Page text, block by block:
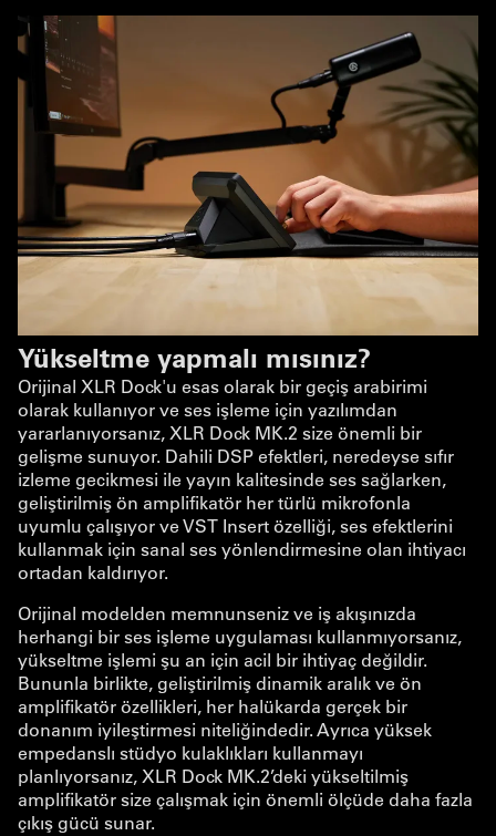
Yükseltme yapmalı mısınız?
Orijinal XLR Dock'u esas olarak bir geçiş arabirimi
olarak kullanıyor ve ses işleme için yazılımdan
yararlanıyorsanız, XLR Dock MK.2 size önemli bir
gelişme sunuyor. Dahili DSP efektleri, neredeyse sıfır
izleme gecikmesi ile yayın kalitesinde ses sağlarken,
geliştirilmiş ön amplifikatör her türlü mikrofonla
uyumlu çalışıyor ve VST Insert özelliği, ses efektlerini
kullanmak için sanal ses yönlendirmesine olan ihtiyacı
ortadan kaldırıyor.
Orijinal modelden memnunseniz ve iş akışınızda
herhangi bir ses işleme uygulaması kullanmıyorsanız,
yükseltme işlemi şu an için acil bir ihtiyaç değildir.
Bununla birlikte, geliştirilmiş dinamik aralık ve ön
amplifikatör özellikleri, her halükarda gerçek bir
donanım iyileştirmesi niteliğindedir. Ayrıca yüksek
empedanslı stüdyo kulaklıkları kullanmayı
planlıyorsanız, XLR Dock MK.2’deki yükseltilmiş
amplifikatör size çalışmak için önemli ölçüde daha fazla
çıkış gücü sunar.